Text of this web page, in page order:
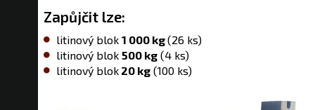
Zapůjčit lze:
litinový blok 1 000 kg(26 ks)
litinový blok 500 kg (4 ks)
litinový blok 20 kg (100 ks)